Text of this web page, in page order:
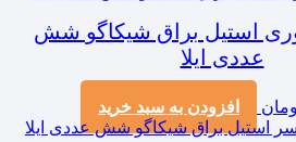
استیل براق شیکاگو شش
عددی ایلا
افزودن به سبد خرید